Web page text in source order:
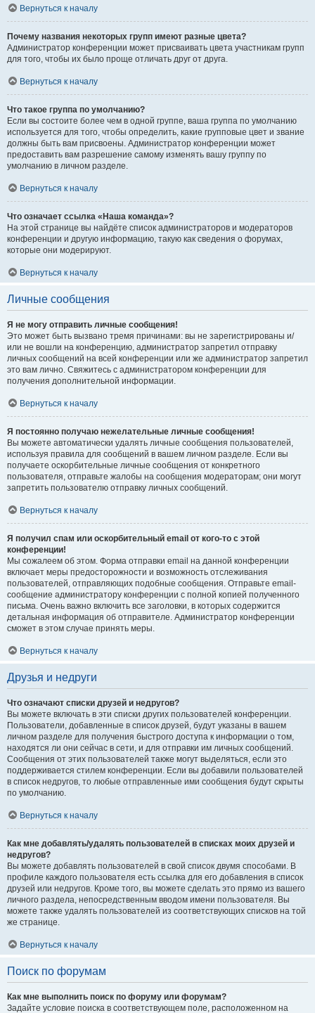
Вернуться к началу
Почему названия некоторых групп имеют разные цвета?
Администратор конференции может присваивать цвета участникам групп
для того, чтобы их было проще отличать друг от друга.
Вернуться к началу
Что такое группа по умолчанию?
Если вы состоите более чем в одной группе, ваша группа по умолчанию
используется для того, чтобы определить, какие групповые цвет и звание
должны быть вам присвоены. Администратор конференции может
предоставить вам разрешение самому изменять вашу группу по
умолчанию в личном разделе.
Вернуться к началу
Что означает ссылка «Наша команда»?
На этой странице вы найдёте список администраторов и модераторов
конференции и другую информацию, такую как сведения о форумах,
которые они модерируют.
Вернуться к началу
Личные сообщения
Я не могу отправить личные сообщения!
Это может быть вызвано тремя причинами: вы не зарегистрированы и/
или не вошли на конференцию, администратор запретил отправку
личных сообщений на всей конференции или же администратор запретил
это вам лично. Свяжитесь с администратором конференции для
получения дополнительной информации.
Вернуться к началу
Я постоянно получаю нежелательные личные сообщения!
Вы можете автоматически удалять личные сообщения пользователей,
используя правила для сообщений в вашем личном разделе. Если вы
получаете оскорбительные личные сообщения от конкретного
пользователя, отправьте жалобы на сообщения модераторам; они могут
запретить пользователю отправку личных сообщений.
Вернуться к началу
Я получил спам или оскорбительный email от кого-то с этой
конференции!
Мы сожалеем об этом. Форма отправки email на данной конференции
включает меры предосторожности и возможность отслеживания
пользователей, отправляющих подобные сообщения. Отправьте email-
сообщение администратору конференции с полной копией полученного
письма. Очень важно включить все заголовки, в которых содержится
детальная информация об отправителе. Администратор конференции
сможет в этом случае принять меры.
Вернуться к началу
Друзья и недруги
Что означают списки друзей и недругов?
Вы можете включать в эти списки других пользователей конференции.
Пользователи, добавленные в список друзей, будут указаны в вашем
личном разделе для получения быстрого доступа к информации о том,
находятся ли они сейчас в сети, и для отправки им личных сообщений.
Сообщения от этих пользователей также могут выделяться, если это
поддерживается стилем конференции. Если вы добавили пользователей
в список недругов, то любые отправленные ими сообщения будут скрыты
по умолчанию.
Вернуться к началу
Как мне добавлять/удалять пользователей в списках моих друзей и
недругов?
Вы можете добавлять пользователей в свой список двумя способами. В
профиле каждого пользователя есть ссылка для его добавления в список
друзей или недругов. Кроме того, вы можете сделать это прямо из вашего
личного раздела, непосредственным вводом имени пользователя. Вы
можете также удалять пользователей из соответствующих списков на той
же странице.
Вернуться к началу
Поиск по форумам
Как мне выполнить поиск по форуму или форумам?
Задайте условие поиска в соответствующем поле, расположенном на